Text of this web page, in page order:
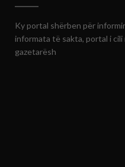
Ky portal shërben për
informata të sakta, portal i
gazetarësh